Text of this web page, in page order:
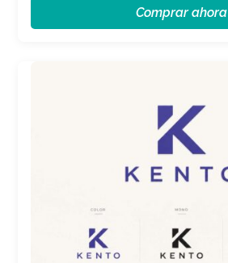
Comprar ahora